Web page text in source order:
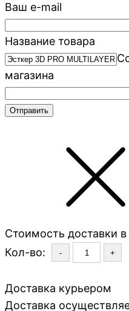
Ваш e-mail
Название товара
магазина
Стоимость доставки
Кол-во:
- +
Доставка курьером
Доставка